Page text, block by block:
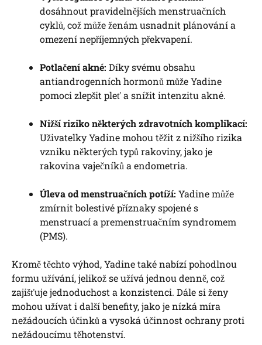
dosáhnout pravidelnějších menstruačních
cyklů, což může ženám usnadnit plánování a
omezení nepříjemných překvapení.
Potlačení akné: Díky svému obsahu
antiandrogenních hormonů může Yadine
pomoci zlepšit pleť a snížit intenzitu akné.
Nižší riziko některých zdravotních komplikací:
Uživatelky Yadine mohou těžit z nižšího rizika
vzniku některých typů rakoviny, jako je
rakovina vaječníků a endometria.
Úleva od menstruačních potíží: Yadine může
zmírnit bolestivé příznaky spojené s
menstruací a premenstruačním syndromem
(PMS).
Kromě těchto výhod, Yadine také nabízí pohodlnou
formu užívání, jelikož se užívá jednou denně, což
zajišťuje jednoduchost a konzistenci. Dále si ženy
mohou užívat i další benefity, jako je nízká míra
nežádoucích účinků a vysoká účinnost ochrany proti
nežádoucímu těhotenství.